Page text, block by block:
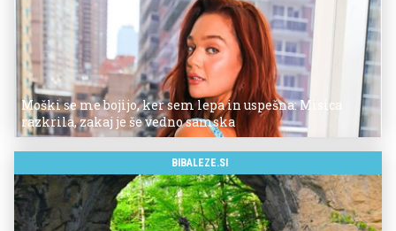
Moški se me bojijo, ker sem lepa in uspešna: Misica
razkrila, zakaj je še vedno samska
BIBALEZE.SI